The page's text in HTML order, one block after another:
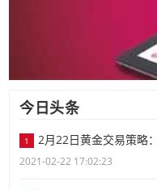
今日头条
1 2月22日黄金交易策略
2021-02-22 17:02:23